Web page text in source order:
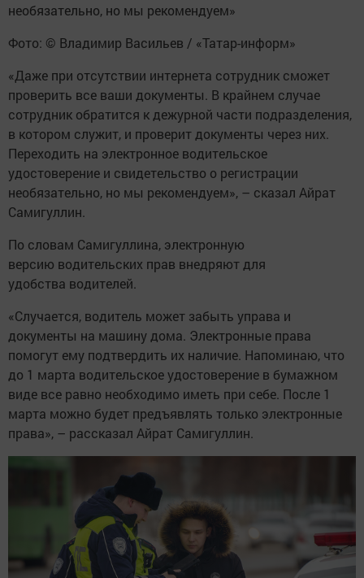
необязательно, но мы рекомендуем»
Фото: © Владимир Васильев / «Татар-информ»
«Даже при отсутствии интернета сотрудник сможет
проверить все ваши документы. В крайнем случае
сотрудник обратится к дежурной части подразделения,
в котором служит, и проверит документы через них.
Переходить на электронное водительское
удостоверение и свидетельство о регистрации
необязательно, но мы рекомендуем», – сказал Айрат
Самигуллин.
По словам Самигуллина, электронную
версию водительских прав внедряют для
удобства водителей.
«Случается, водитель может забыть управа и
документы на машину дома. Электронные права
помогут ему подтвердить их наличие. Напоминаю, что
до 1 марта водительское удостоверение в бумажном
виде все равно необходимо иметь при себе. После 1
марта можно будет предъявлять только электронные
права», – рассказал Айрат Самигуллин.